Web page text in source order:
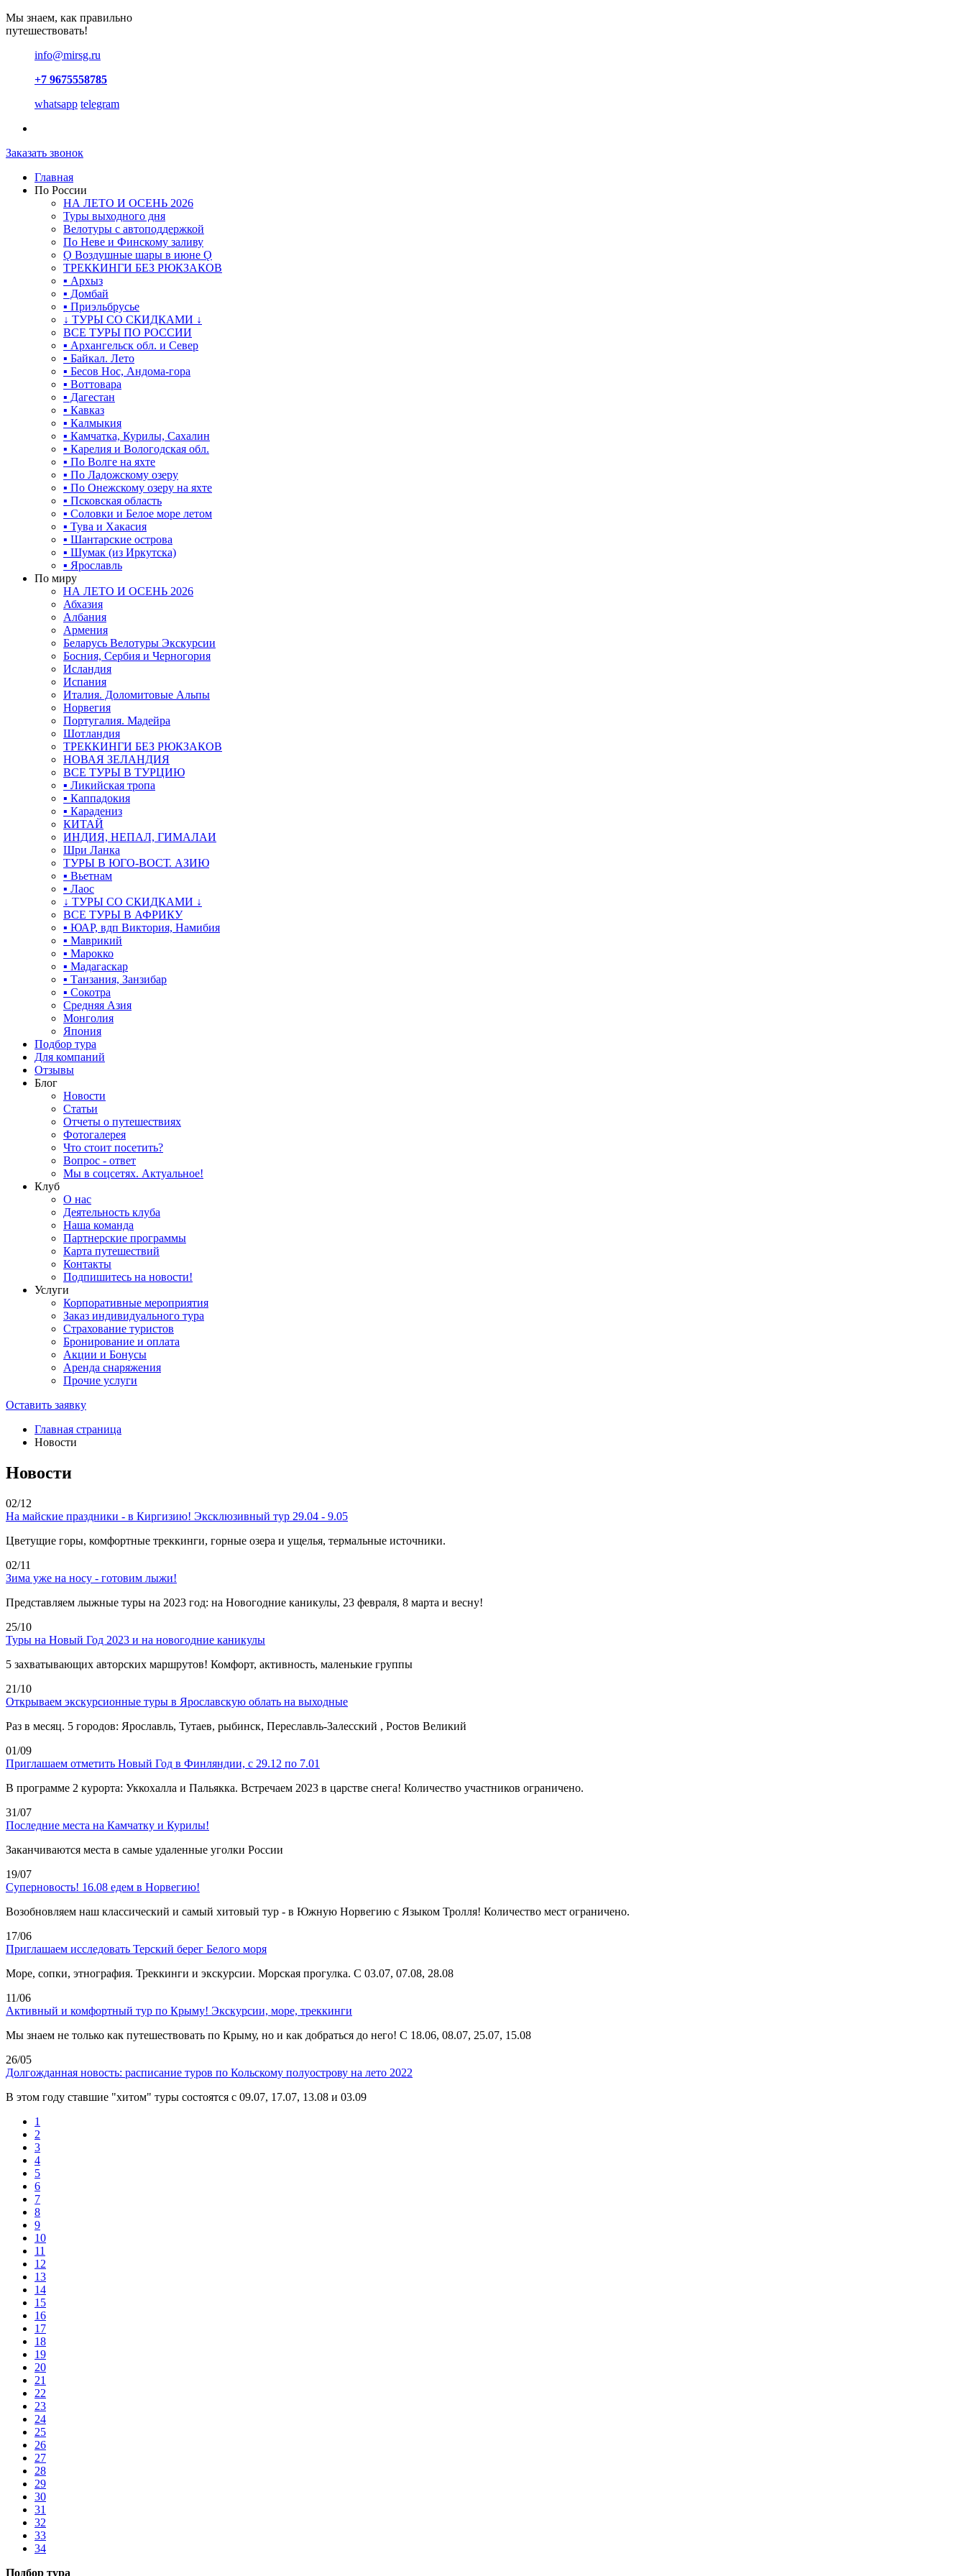
Мы знаем, как правильно
путешествовать!
info@mirsg.ru
+7 9675558785
whatsapp telegram
Заказать звонок
Главная
По России
НА ЛЕТО И ОСЕНЬ 2026
Туры выходного дня
Велотуры с автоподдержкой
По Неве и Финскому заливу
Ǫ Воздушные шары в июне Ǫ
ТРЕККИНГИ БЕЗ РЮКЗАКОВ
▪ Архыз
▪ Домбай
▪ Приэльбрусье
↓ ТУРЫ СО СКИДКАМИ ↓
ВСЕ ТУРЫ ПО РОССИИ
▪ Архангельск обл. и Север
▪ Байкал. Лето
▪ Бесов Нос, Андома-гора
▪ Воттовара
▪ Дагестан
▪ Кавказ
▪ Калмыкия
▪ Камчатка, Курилы, Сахалин
▪ Карелия и Вологодская обл.
▪ По Волге на яхте
▪ По Ладожскому озеру
▪ По Онежскому озеру на яхте
▪ Псковская область
▪ Соловки и Белое море летом
▪ Тува и Хакасия
▪ Шантарские острова
▪ Шумак (из Иркутска)
▪ Ярославль
По миру
НА ЛЕТО И ОСЕНЬ 2026
Абхазия
Албания
Армения
Беларусь Велотуры Экскурсии
Босния, Сербия и Черногория
Исландия
Испания
Италия. Доломитовые Альпы
Норвегия
Португалия. Мадейра
Шотландия
ТРЕККИНГИ БЕЗ РЮКЗАКОВ
НОВАЯ ЗЕЛАНДИЯ
ВСЕ ТУРЫ В ТУРЦИЮ
▪ Ликийская тропа
▪ Каппадокия
▪ Карадениз
КИТАЙ
ИНДИЯ, НЕПАЛ, ГИМАЛАИ
Шри Ланка
ТУРЫ В ЮГО-ВОСТ. АЗИЮ
▪ Вьетнам
▪ Лаос
↓ ТУРЫ СО СКИДКАМИ ↓
ВСЕ ТУРЫ В АФРИКУ
▪ ЮАР, вдп Виктория, Намибия
▪ Маврикий
▪ Марокко
▪ Мадагаскар
▪ Танзания, Занзибар
▪ Сокотра
Средняя Азия
Монголия
Япония
Подбор тура
Для компаний
Отзывы
Блог
Новости
Статьи
Отчеты о путешествиях
Фотогалерея
Что стоит посетить?
Вопрос - ответ
Мы в соцсетях. Актуальное!
Клуб
О нас
Деятельность клуба
Наша команда
Партнерские программы
Карта путешествий
Контакты
Подпишитесь на новости!
Услуги
Корпоративные мероприятия
Заказ индивидуального тура
Страхование туристов
Бронирование и оплата
Акции и Бонусы
Аренда снаряжения
Прочие услуги
Оставить заявку
Главная страница
Новости
Новости
02/12
На майские праздники - в Киргизию! Эксклюзивный тур 29.04 - 9.05
Цветущие горы, комфортные треккинги, горные озера и ущелья, термальные источники.
02/11
Зима уже на носу - готовим лыжи!
Представляем лыжные туры на 2023 год: на Новогодние каникулы, 23 февраля, 8 марта и весну!
25/10
Туры на Новый Год 2023 и на новогодние каникулы
5 захватывающих авторских маршрутов! Комфорт, активность, маленькие группы
21/10
Открываем экскурсионные туры в Ярославскую облать на выходные
Раз в месяц. 5 городов: Ярославль, Тутаев, рыбинск, Переславль-Залесский , Ростов Великий
01/09
Приглашаем отметить Новый Год в Финляндии, с 29.12 по 7.01
В программе 2 курорта: Уккохалла и Пальякка. Встречаем 2023 в царстве снега! Количество участников ограничено.
31/07
Последние места на Камчатку и Курилы!
Заканчиваются места в самые удаленные уголки России
19/07
Суперновость! 16.08 едем в Норвегию!
Возобновляем наш классический и самый хитовый тур - в Южную Норвегию с Языком Тролля! Количество мест ограничено.
17/06
Приглашаем исследовать Терский берег Белого моря
Море, сопки, этнография. Треккинги и экскурсии. Морская прогулка. С 03.07, 07.08, 28.08
11/06
Активный и комфортный тур по Крыму! Экскурсии, море, треккинги
Мы знаем не только как путешествовать по Крыму, но и как добраться до него! С 18.06, 08.07, 25.07, 15.08
26/05
Долгожданная новость: расписание туров по Кольскому полуострову на лето 2022
В этом году ставшие "хитом" туры состоятся с 09.07, 17.07, 13.08 и 03.09
1
2
3
4
5
6
7
8
9
10
11
12
13
14
15
16
17
18
19
20
21
22
23
24
25
26
27
28
29
30
31
32
33
34
Подбор тура